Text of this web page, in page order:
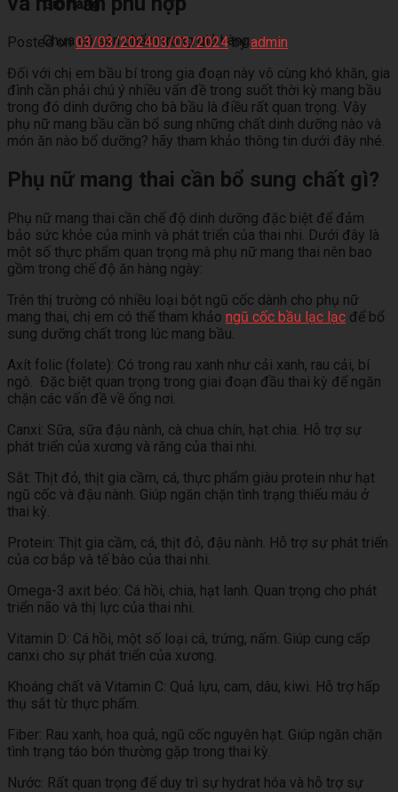
Giỏ hàng
Chưa có sản phẩm trong giỏ hàng.
Posted on03/03/202403/03/2024byadmin
Đối với chị em bầu bí trong gia đoạn này vô cùng khó khăn, gia
đình cần phải chú ý nhiều vấn đề trong suốt thời kỳ mang bầu
trong đó dinh dưỡng cho bà bầu là điều rất quan trọng. Vậy
phụ nữ mang bầu cần bổ sung những chất dinh dưỡng nào và
món ăn nào bổ dưỡng? hãy tham khảo thông tin dưới đây nhé.
Phụ nữ mang thai cần bổ sung chất gì?
Phụ nữ mang thai cần chế độ dinh dưỡng đặc biệt để đảm
bảo sức khỏe của mình và phát triển của thai nhi. Dưới đây là
một số thực phẩm quan trọng mà phụ nữ mang thai nên bao
gồm trong chế độ ăn hàng ngày:
Trên thị trường có nhiều loại bột ngũ cốc dành cho phụ nữ
mang thai, chị em có thể tham khảo ngũ cốc bầu lạc lạc để bổ
sung dưỡng chất trong lúc mang bầu.
Axít folic (folate): Có trong rau xanh như cải xanh, rau cải, bí
ngô. Đặc biệt quan trọng trong giai đoạn đầu thai kỳ để ngăn
chặn các vấn đề về ống nơi.
Canxi: Sữa, sữa đậu nành, cà chua chín, hạt chia. Hỗ trợ sự
phát triển của xương và răng của thai nhi.
Sắt: Thịt đỏ, thịt gia cầm, cá, thực phẩm giàu protein như hạt
ngũ cốc và đậu nành. Giúp ngăn chặn tình trạng thiếu máu ở
thai kỳ.
Protein: Thịt gia cầm, cá, thịt đỏ, đậu nành. Hỗ trợ sự phát triển
của cơ bắp và tế bào của thai nhi.
Omega-3 axit béo: Cá hồi, chia, hạt lanh. Quan trọng cho phát
triển não và thị lực của thai nhi.
Vitamin D: Cá hồi, một số loại cá, trứng, nấm. Giúp cung cấp
canxi cho sự phát triển của xương.
Khoáng chất và Vitamin C: Quả lựu, cam, dâu, kiwi. Hỗ trợ hấp
thụ sắt từ thực phẩm.
Fiber: Rau xanh, hoa quả, ngũ cốc nguyên hạt. Giúp ngăn chặn
tình trạng táo bón thường gặp trong thai kỳ.
Nước: Rất quan trọng để duy trì sự hydrat hóa và hỗ trợ sự